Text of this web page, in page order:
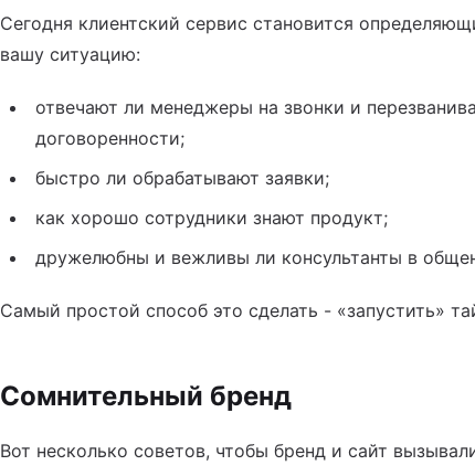
Сегодня клиентский сервис становится
вашу ситуацию:
отвечают ли менеджеры на звонки и
договоренности;
быстро ли обрабатывают заявки;
как хорошо сотрудники знают продукт;
дружелюбны и вежливы ли консультанты в
Самый простой способ это сделать - «запустить»
Сомнительный бренд
Вот несколько советов, чтобы бренд и сайт